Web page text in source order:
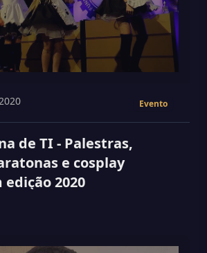
Evento
de TI - Palestras,
e cosplay
2020